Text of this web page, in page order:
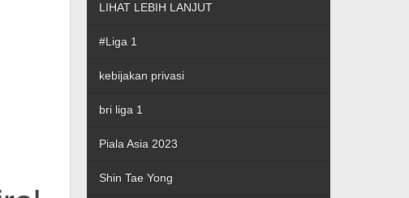
LIHAT LEBIH LANJUT
#Liga 1
kebijakan privasi
bri liga 1
Piala Asia 2023
Shin Tae Yong